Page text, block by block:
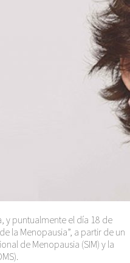
y puntualmente el día 18 de
la Menopausia”, a partir de un
de Menopausia (SIM) y la